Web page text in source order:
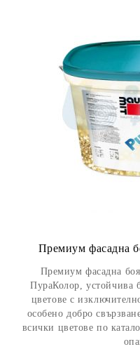
Премиум фасадна
Премиум фасадна
ПураКолор, устойчива
цветове с
особено добро
всички цветове по